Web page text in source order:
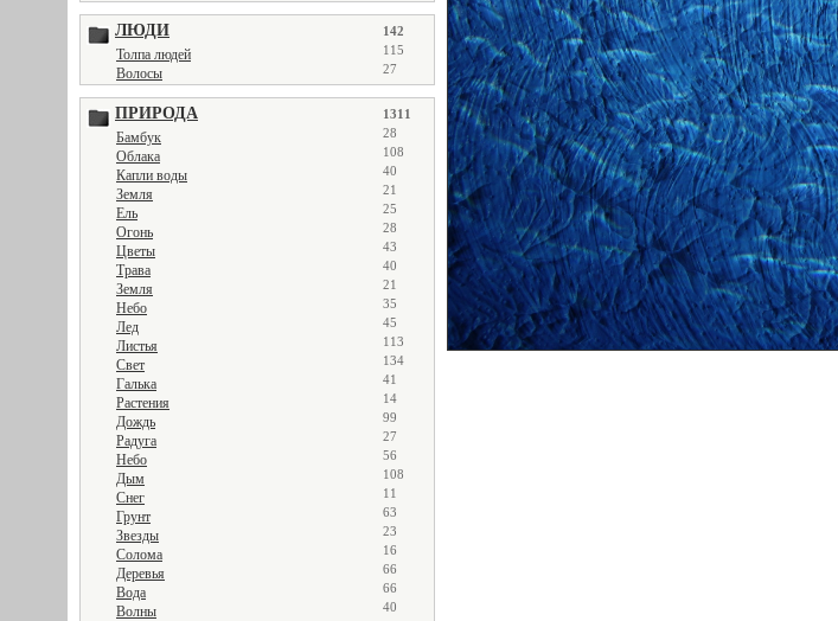
ЛЮДИ 142
Толпа людей 115
Волосы 27
ПРИРОДА 1311
Бамбук 28
Облака 108
Капли воды 40
Земля 21
Ель 25
Огонь 28
Цветы 43
Трава 40
Земля 21
Небо 35
Лед 45
Листья 113
Свет 134
Галька 41
Растения 14
Дождь 99
Радуга 27
Небо 56
Дым 108
Снег 11
Грунт 63
Звезды 23
Солома 16
Деревья 66
Вода 66
Волны 40